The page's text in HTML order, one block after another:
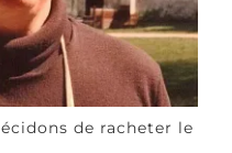
de racheter le